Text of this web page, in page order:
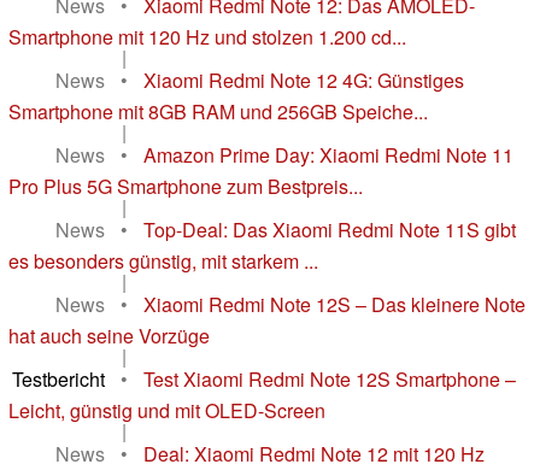
News •
Xiaomi Redmi Note 12: Das AMOLED-
Smartphone mit 120 Hz und stolzen 1.200 cd...
|
News
•
Xiaomi Redmi Note 12 4G: Günstiges
Smartphone mit 8GB RAM und 256GB Speiche...
|
News
•
Amazon Prime Day: Xiaomi Redmi Note 11
Pro Plus 5G Smartphone zum Bestpreis...
|
News
•
Top-Deal: Das Xiaomi Redmi Note 11S gibt
es besonders günstig, mit starkem ...
|
News
•
Xiaomi Redmi Note 12S – Das kleinere Note
hat auch seine Vorzüge
|
Testbericht
•
Test Xiaomi Redmi Note 12S Smartphone –
Leicht, günstig und mit OLED-Screen
|
News
•
Deal: Xiaomi Redmi Note 12 mit 120 Hz